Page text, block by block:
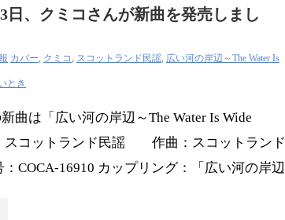
日、クミコさんが新曲を発売しまし
カバー, クミコ, スコットランド民謡, 広い河の岸辺～The Water Is
とき
曲は「広い河の岸辺～The Water Is Wide
スコットランド民謡 作曲：スコットランド
：COCA-16910 カップリング：「広い河の岸辺